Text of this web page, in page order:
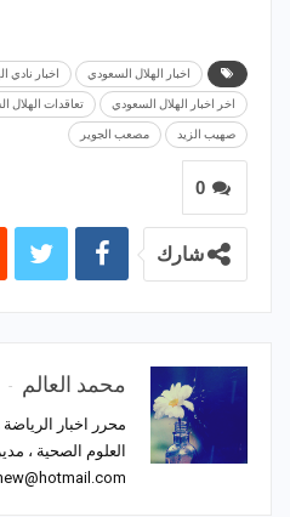
اخبار الهلال السعودي اخبار نادي
اخر اخبار الهلال السعودي تعاقدات الهلال
صهيب الزيد مصعب الجوير
0
شارك
محمد العالم
محرر اخبار
العلوم الصحية ،